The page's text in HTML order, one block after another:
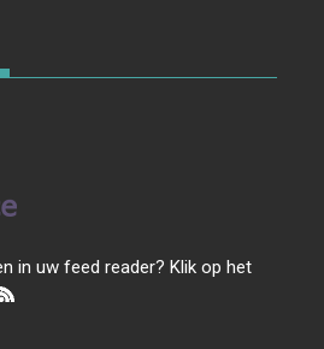
in uw feed reader? Klik op het